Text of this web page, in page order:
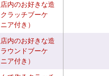
内のお好きな造
ラッチブーケ
ア付き）
内のお好きな造
ウンドブーケ
ア付き）